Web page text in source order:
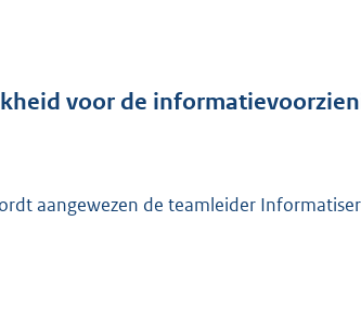
voor de
aangewezen de teamleider